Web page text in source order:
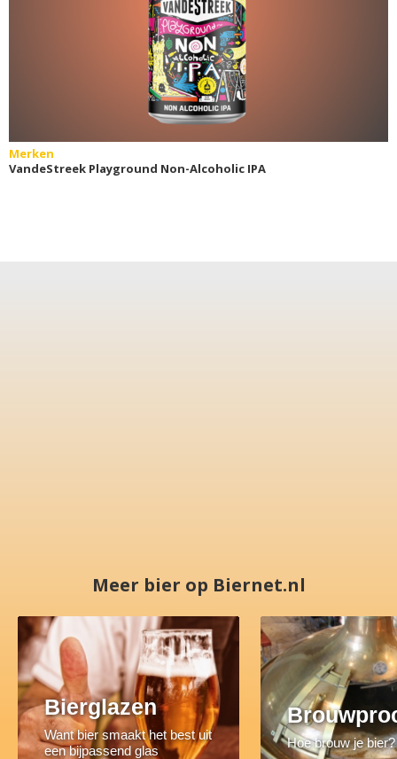
Merken
VandeStreek Playground Non-Alcoholic IPA
Meer bier op Biernet.nl
Bierglazen
Want bier smaakt het best uit
een bijpassend glas
Hoe brouw je bier?